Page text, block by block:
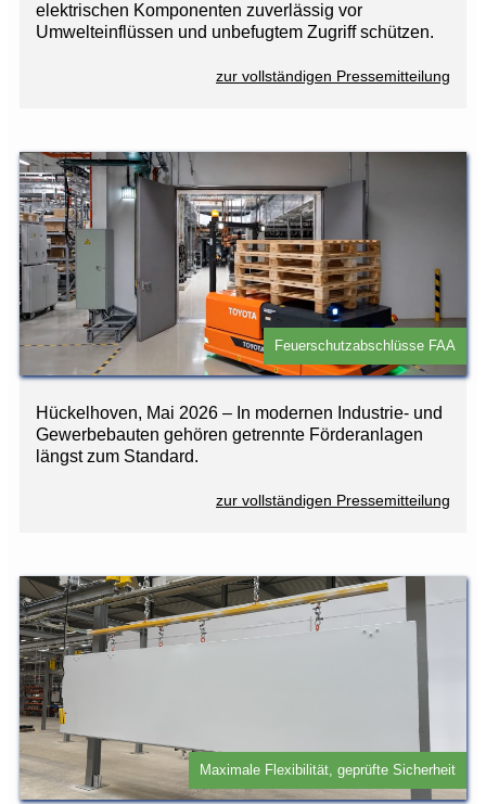
elektrischen Komponenten zuverlässig vor
Umwelteinflüssen und unbefugtem Zugriff schützen.
zur vollständigen Pressemitteilung
Feuerschutzabschlüsse FAA
Hückelhoven, Mai 2026 – In modernen Industrie- und
Gewerbebauten gehören getrennte Förderanlagen
längst zum Standard.
zur vollständigen Pressemitteilung
Maximale Flexibilität, geprüfte Sicherheit